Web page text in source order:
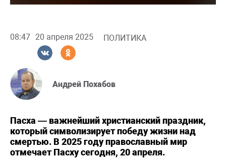
08:47 20 апреля 2025 ПОЛИТИКА
Андрей Похабов
Пасха — важнейший христианский праздник,
который символизирует победу жизни над
смертью. В 2025 году православный мир
отмечает Пасху сегодня, 20 апреля.